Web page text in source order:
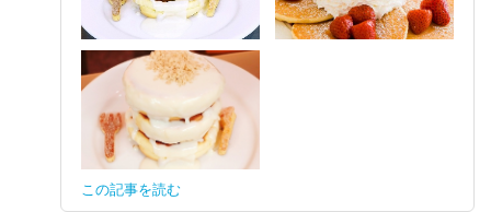
この記事を読む